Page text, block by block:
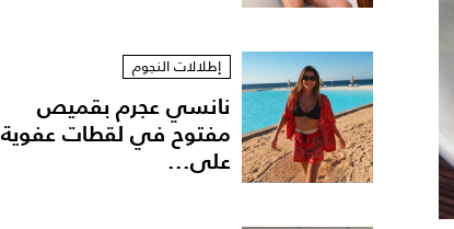
إطلالات النجوم
نانسي عجرم بقميص
مفتوح في لقطات عفوية
على...